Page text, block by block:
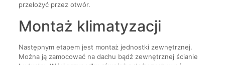
przełożyć przez otwór.
Montaż klimatyzacji
Następnym etapem jest montaż jednostki zewnętrznej.
Można ją zamocować na dachu bądź zewnętrznej ścianie